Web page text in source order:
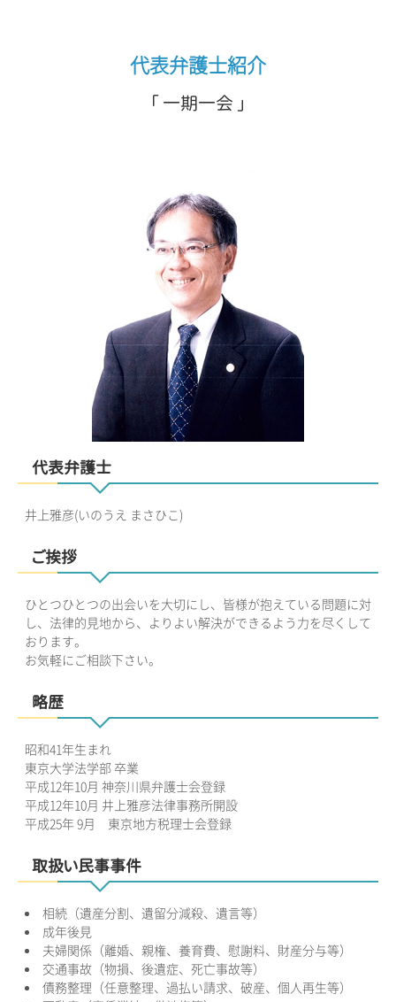
代表弁護士紹介
「 一期一会 」
代表弁護士
井上雅彦(いのうえ まさひこ)
ご挨拶
ひとつひとつの出会いを大切にし、皆様が抱えている問題に対
し、法律的見地から、よりよい解決ができるよう力を尽くして
おります。
お気軽にご相談下さい。
略歴
昭和41年生まれ
東京大学法学部 卒業
平成12年10月 神奈川県弁護士会登録
平成12年10月 井上雅彦法律事務所開設
平成25年 9月 東京地方税理士会登録
取扱い民事事件
相続（遺産分割、遺留分減殺、遺言等）
成年後見
夫婦関係（離婚、親権、養育費、慰謝料、財産分与等）
交通事故（物損、後遺症、死亡事故等）
債務整理（任意整理、過払い請求、破産、個人再生等）